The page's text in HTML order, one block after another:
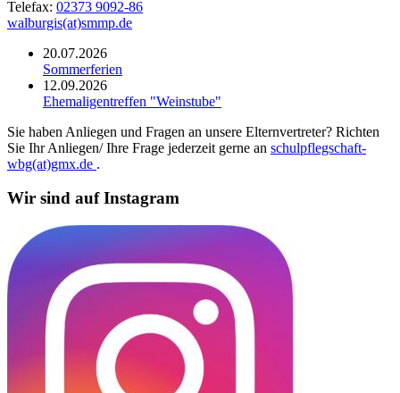
Telefax: 02373 9092-86
walburgis(at)smmp.de
20.07.2026
Sommerferien
12.09.2026
Ehemaligentreffen "Weinstube"
Sie haben Anliegen und Fragen an unsere Elternvertreter? Richten
Sie Ihr Anliegen/ Ihre Frage jederzeit gerne an schulpflegschaft-
wbg(at)gmx.de .
Wir sind auf Instagram